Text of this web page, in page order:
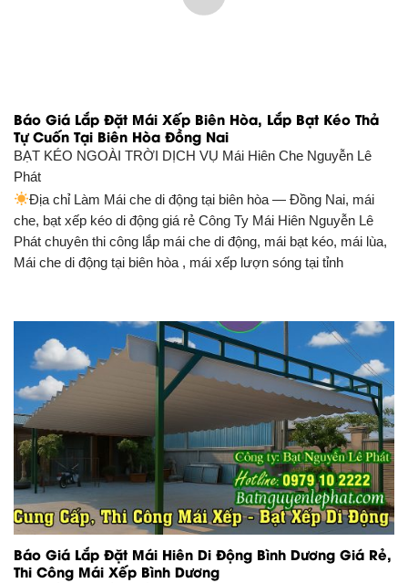
Báo Giá Lắp Đặt Mái Xếp Biên Hòa, Lắp Bạt Kéo Thả
Tự Cuốn Tại Biên Hòa Đồng Nai
BẠT KÉO NGOÀI TRỜI DỊCH VỤ Mái Hiên Che Nguyễn Lê
Phát
Địa chỉ Làm Mái che di động tại biên hòa — Đồng Nai, mái
che, bạt xếp kéo di động giá rẻ Công Ty Mái Hiên Nguyễn Lê
Phát chuyên thi công lắp mái che di động, mái bạt kéo, mái lùa,
Mái che di động tại biên hòa , mái xếp lượn sóng tại tỉnh
Báo Giá Lắp Đặt Mái Hiên Di Động Bình Dương Giá Rẻ,
Thi Công Mái Xếp Bình Dương